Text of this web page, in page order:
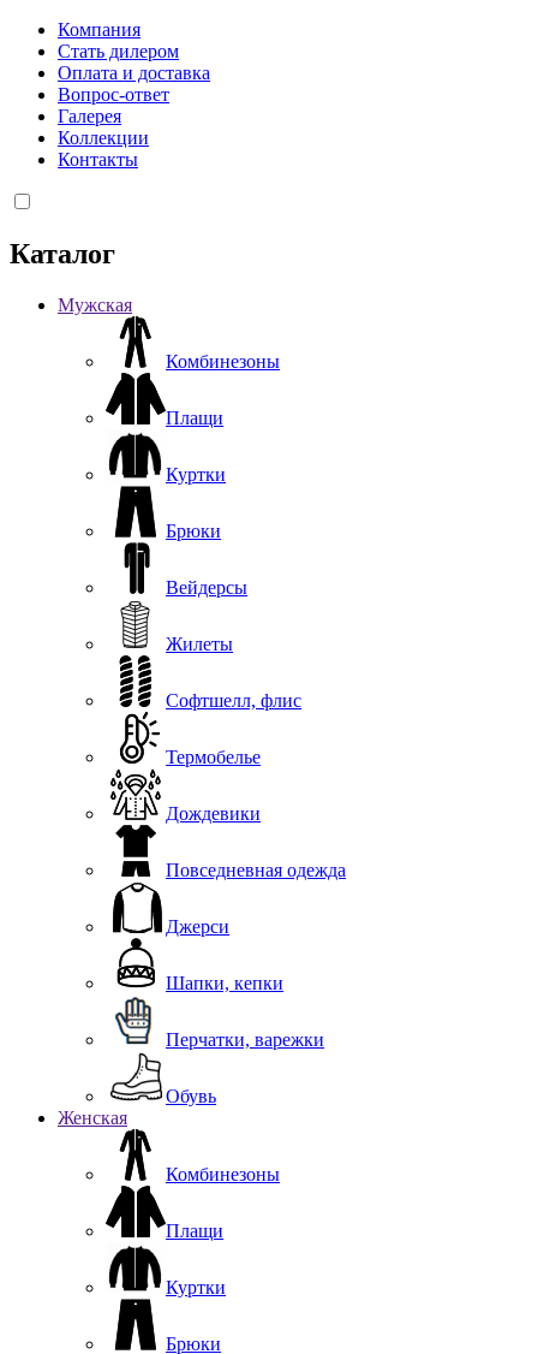
Компания
Стать дилером
Оплата и доставка
Вопрос-ответ
Галерея
Коллекции
Контакты
Каталог
Мужская
Комбинезоны
Плащи
Куртки
Брюки
Вейдерсы
Жилеты
Софтшелл, флис
Термобелье
Дождевики
Повседневная одежда
Джерси
Шапки, кепки
Перчатки, варежки
Обувь
Женская
Комбинезоны
Плащи
Куртки
Брюки